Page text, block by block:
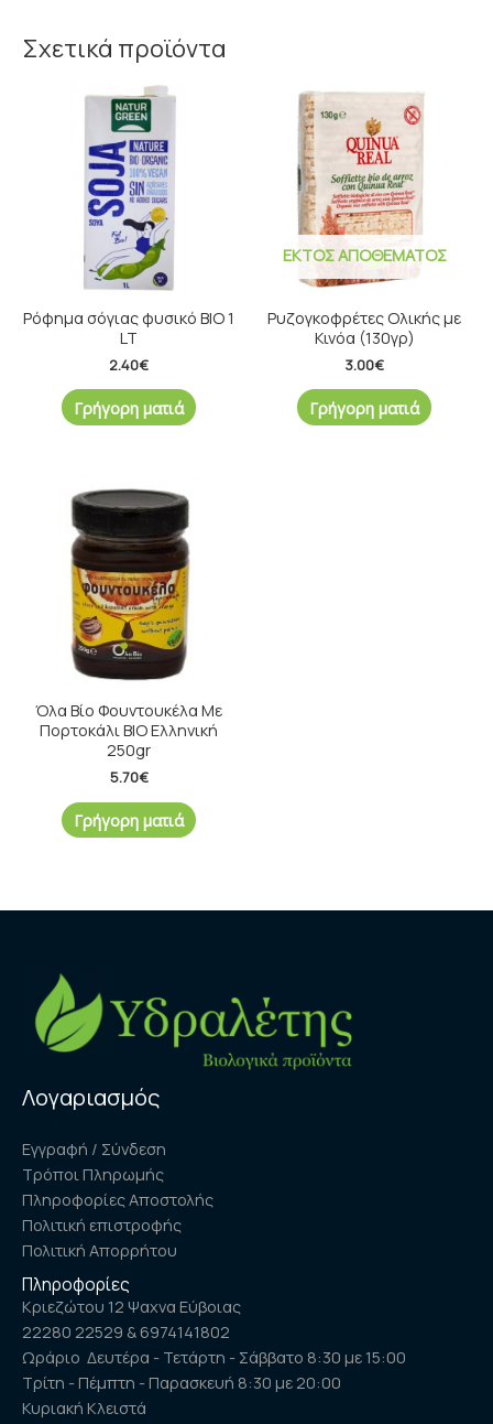
Σχετικά προϊόντα
Ρόφημα σόγιας φυσικό ΒΙΟ 1
LT
2.40€
Γρήγορη ματιά
ΕΚΤΌΣ ΑΠΟΘΈΜΑΤΟΣ
Ρυζογκοφρέτες Ολικής με
Κινόα (130γρ)
3.00€
Γρήγορη ματιά
Όλα Βίο Φουντουκέλα Με
Πορτοκάλι ΒΙΟ Ελληνική
250gr
5.70€
Γρήγορη ματιά
Λογαριασμός
Εγγραφή / Σύνδεση
Τρόποι Πληρωμής
Πληροφορίες Αποστολής
Πολιτική επιστροφής
Πολιτική Απορρήτου
Πληροφορίες
Κριεζώτου 12 Ψαχνα Εύβοιας
22280 22529 & 6974141802
Ωράριο Δευτέρα - Τετάρτη - Σάββατο 8:30 με 15:00
Τρίτη - Πέμπτη - Παρασκευή 8:30 με 20:00
Κυριακή Κλειστά